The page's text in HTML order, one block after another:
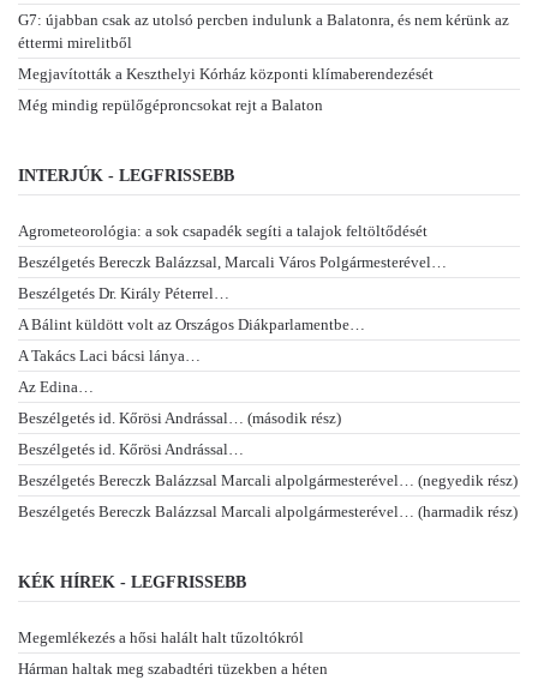
G7: újabban csak az utolsó percben indulunk a Balatonra, és nem kérünk az
éttermi mirelitből
Megjavították a Keszthelyi Kórház központi klímaberendezését
Még mindig repülőgéproncsokat rejt a Balaton
INTERJÚK - LEGFRISSEBB
Agrometeorológia: a sok csapadék segíti a talajok feltöltődését
Beszélgetés Bereczk Balázzsal, Marcali Város Polgármesterével…
Beszélgetés Dr. Király Péterrel…
A Bálint küldött volt az Országos Diákparlamentbe…
A Takács Laci bácsi lánya…
Az Edina…
Beszélgetés id. Kőrösi Andrással… (második rész)
Beszélgetés id. Kőrösi Andrással…
Beszélgetés Bereczk Balázzsal Marcali alpolgármesterével… (negyedik rész)
Beszélgetés Bereczk Balázzsal Marcali alpolgármesterével… (harmadik rész)
KÉK HÍREK - LEGFRISSEBB
Megemlékezés a hősi halált halt tűzoltókról
Hárman haltak meg szabadtéri tüzekben a héten